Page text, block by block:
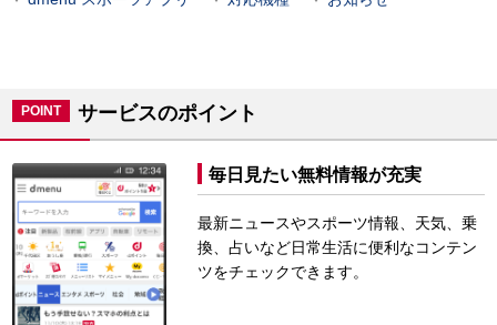
POINT サービスのポイント
毎日見たい無料情報が充実
最新ニュースやスポーツ情報、天気、乗
換、占いなど日常生活に便利なコンテン
ツをチェックできます。